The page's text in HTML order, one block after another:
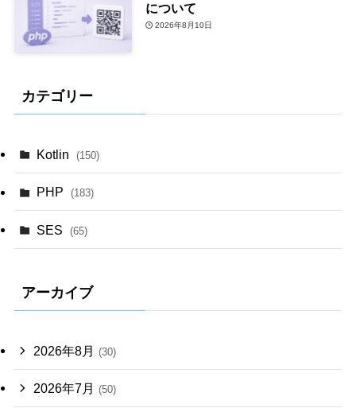
について
2026年8月10日
カテゴリー
Kotlin (150)
PHP (183)
SES (65)
アーカイブ
2026年8月 (30)
2026年7月 (50)